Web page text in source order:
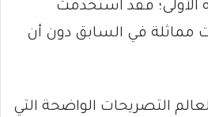
الأولى؛ فقد استخدمت
مماثلة في السابق دون أن
التصريحات الواضحة التي